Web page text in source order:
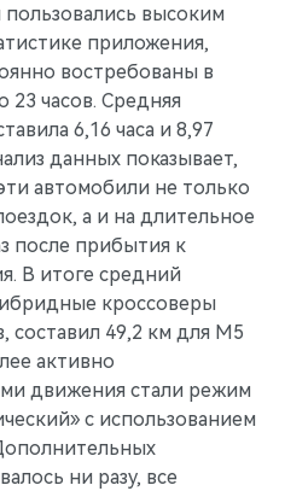
высоким
приложения,
востребованы в
23 часов. Средняя
6,16 часа и 8,97
данных показывает,
автомобили не только
а и на длительное
после прибытия к
В итоге средний
кроссоверы
составил 49,2 км для М5
активно
движения стали режим
с использованием
ни разу, все